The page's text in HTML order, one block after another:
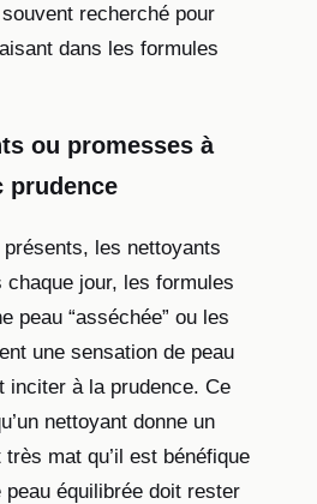
recherché pour
dans les formules
ou promesses à
prudence
les nettoyants
jour, les formules
peau “asséchée” ou les
une sensation de peau
inciter à la prudence. Ce
nettoyant donne un
mat qu’il est bénéfique
équilibrée doit rester